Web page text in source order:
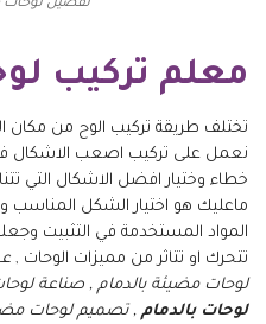
تفصيل لوحات
معلم تركيب
تختلف طريقة تركيب الوح من مكان
نعمل على تركيب اصعب الاشكال
خطاء وختيار افضل الاشكال التي
ماعليك هو اختيار الشكل
المواد المستخدمة في التثبيت
تتحرك او تتاثر من مميزات الوحات ,
لوحات مضيئة بالدمام , صناعة
لوحات بالدمام , تصميم لوحات